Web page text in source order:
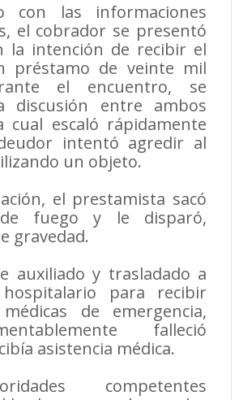
con las informaciones
el cobrador se presentó
la intención de recibir el
préstamo de veinte mil
el encuentro, se
discusión entre ambos
cual escaló rápidamente
intentó agredir al
un objeto.
el prestamista sacó
fuego y le disparó,
gravedad.
auxiliado y trasladado a
para recibir
de emergencia,
falleció
asistencia médica.
competentes